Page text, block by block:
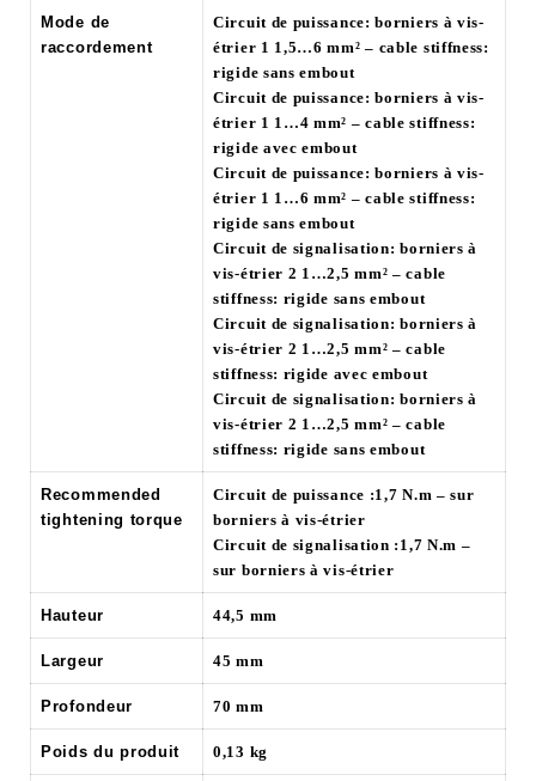
Mode de
raccordement
Circuit de puissance: borniers à vis-
étrier 1 1,5…6 mm² – cable stiffness:
rigide sans embout
Circuit de puissance: borniers à vis-
étrier 1 1…4 mm² – cable stiffness:
rigide avec embout
Circuit de puissance: borniers à vis-
étrier 1 1…6 mm² – cable stiffness:
rigide sans embout
Circuit de signalisation: borniers à
vis-étrier 2 1…2,5 mm² – cable
stiffness: rigide sans embout
Circuit de signalisation: borniers à
vis-étrier 2 1…2,5 mm² – cable
stiffness: rigide avec embout
Circuit de signalisation: borniers à
vis-étrier 2 1…2,5 mm² – cable
stiffness: rigide sans embout
Recommended
tightening torque
Circuit de puissance :1,7 N.m – sur
borniers à vis-étrier
Circuit de signalisation :1,7 N.m –
sur borniers à vis-étrier
Hauteur 44,5 mm
Largeur 45 mm
Profondeur 70 mm
Poids du produit 0,13 kg